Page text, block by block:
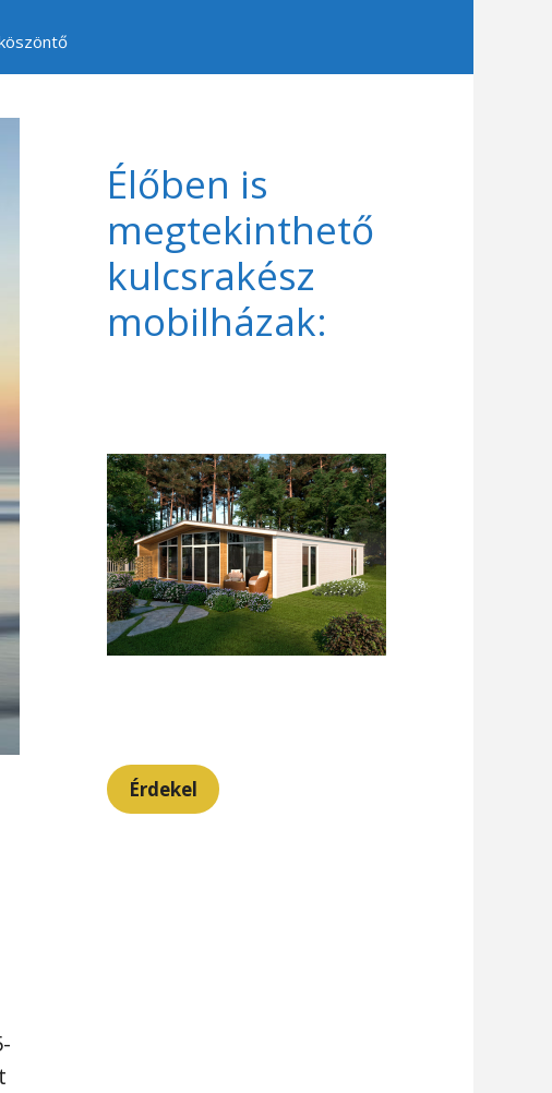
Élőben is
megtekinthető
kulcsrakész
mobilházak:
Érdekel